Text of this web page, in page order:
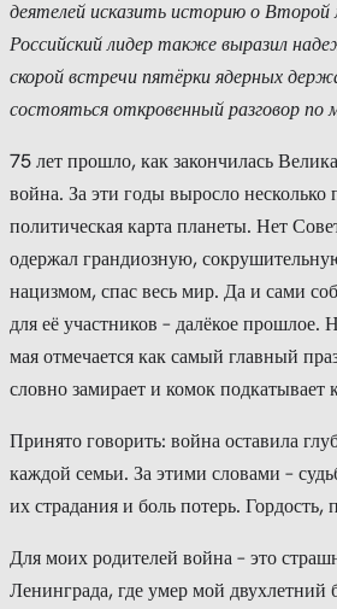
деятелей исказить историю о Второй
Российский лидер также выразил
скорой встречи пятёрки ядерных
состояться откровенный разговор по
75 лет прошло, как закончилась
война. За эти годы выросло
политическая карта планеты. Нет
одержал грандиозную,
нацизмом, спас весь мир. Да и сами
для её участников – далёкое
мая отмечается как самый главный
словно замирает и комок подкатывает
Принято говорить: война оставила
каждой семьи. За этими словами –
их страдания и боль потерь. Гордость,
Для моих родителей война – это
Ленинграда, где умер мой двухлетний